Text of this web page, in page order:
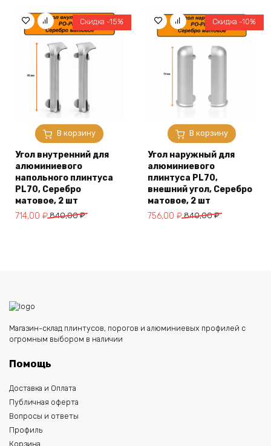
1960,00 ₽.
2520,00 ₽.
В корзину
Скидка -15%
Угол внутренний для
алюминиевого
напольного плинтуса
PL70, Серебро
матовое, 2 шт
840,00₽
Первоначальная
714,00 ₽
Текущая
В корзину
Скидка -10%
Угол наружный для
алюминиевого
плинтуса PL70,
внешний угол, Серебро
матовое, 2 шт
840,00₽
Первоначальная
756,00 ₽
Текущая
Магазин-склад плинтусов, порогов и алюминиевых профилей с
огромным выбором в наличии
Помощь
Доставка и Оплата
Публичная оферта
Вопросы и ответы
Профиль
Корзина